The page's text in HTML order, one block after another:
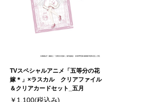
TVスペシャルアニメ「五等分の花
嫁＊」×ラスカル クリアファイル
＆クリアカードセット_五月
￥1,100(税込み)